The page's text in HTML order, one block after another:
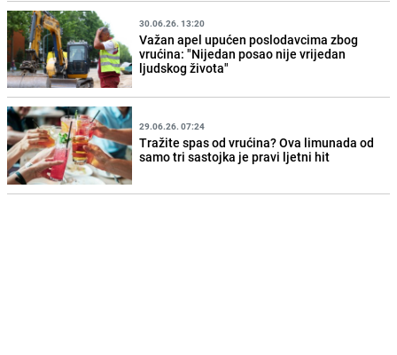
30.06.26. 13:20
Važan apel upućen poslodavcima zbog
vrućina: "Nijedan posao nije vrijedan
ljudskog života"
29.06.26. 07:24
Tražite spas od vrućina? Ova limunada od
samo tri sastojka je pravi ljetni hit